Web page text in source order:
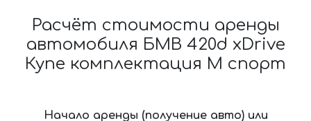
Расчёт стоимости аренды
автомобиля БМВ 420d xDrive
Купе комплектация М спорт
Начало аренды (получение авто) или